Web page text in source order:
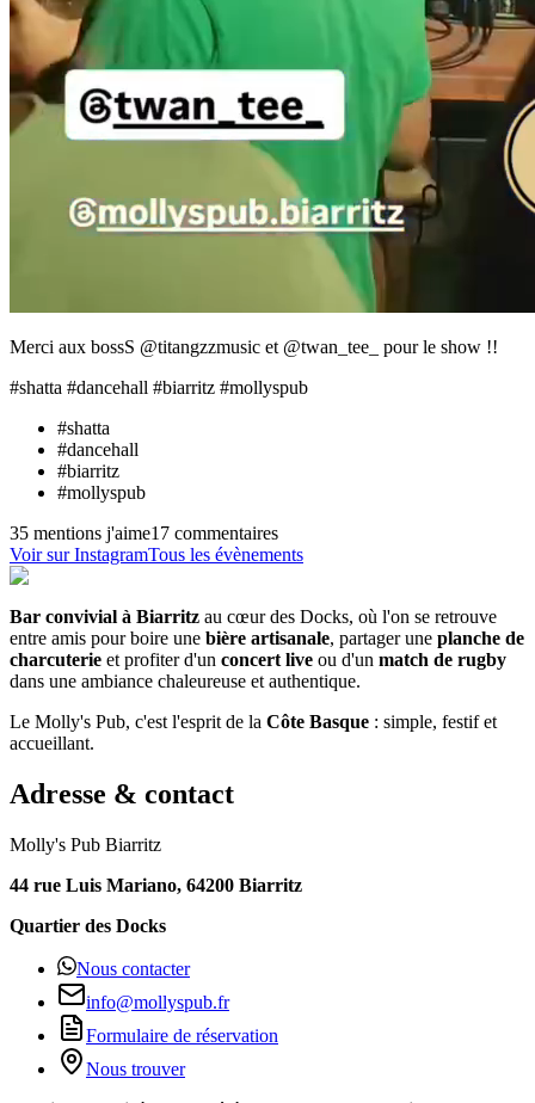
Merci aux bossS @titangzzmusic et @twan_tee_ pour le show !!
#shatta #dancehall #biarritz #mollyspub
#shatta
#dancehall
#biarritz
#mollyspub
35 mentions j'aime17 commentaires
Voir sur InstagramTous les évènements
Bar convivial à Biarritz au cœur des Docks, où l'on se retrouve
entre amis pour boire une bière artisanale, partager une planche de
charcuterie et profiter d'un concert live ou d'un match de rugby
dans une ambiance chaleureuse et authentique.
Le Molly's Pub, c'est l'esprit de la Côte Basque : simple, festif et
accueillant.
Adresse & contact
Molly's Pub Biarritz
44 rue Luis Mariano, 64200 Biarritz
Quartier des Docks
Nous contacter
info@mollyspub.fr
Formulaire de réservation
Nous trouver